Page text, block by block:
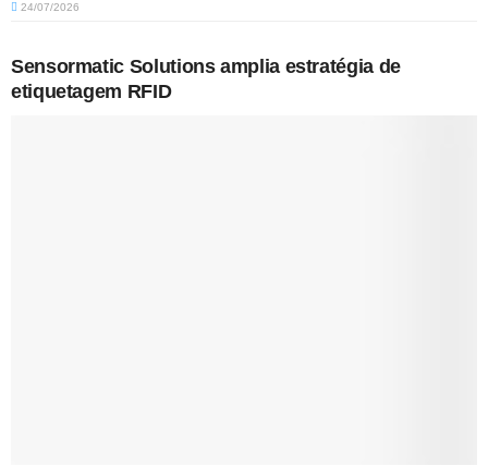
24/07/2026
Sensormatic Solutions amplia estratégia de
etiquetagem RFID